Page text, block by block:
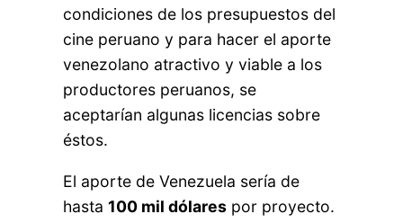
condiciones de los presupuestos del
cine peruano y para hacer el aporte
venezolano atractivo y viable a los
productores peruanos, se
aceptarían algunas licencias sobre
éstos.
El aporte de Venezuela sería de
hasta100 mil dólares por proyecto.